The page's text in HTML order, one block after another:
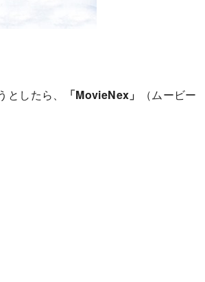
したら、 「MovieNex」
（ムービー